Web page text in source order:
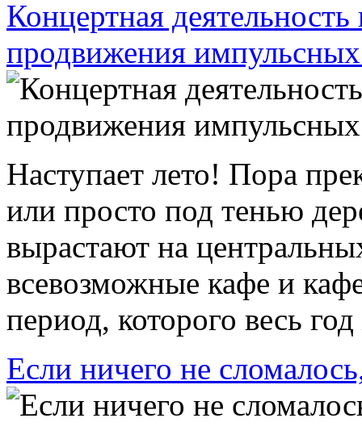
Концертная
продвижения
Наступает лето! Пора
или просто под тенью
вырастают на
всевозможные кафе и
период, которого весь
Если ничего не